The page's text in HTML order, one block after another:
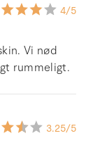
4/5
Vi nød
rummeligt.
3.25/5